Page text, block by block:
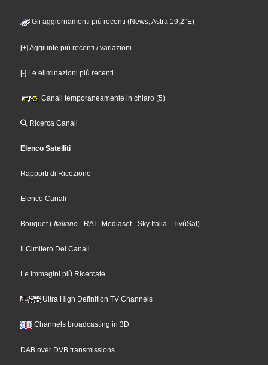
Gli aggiornamenti più recenti (News, Astra 19,2°E)
[+] Aggiunte più recenti / variazioni
[-] Le eliminazioni più recenti
Canali temporaneamente in chiaro (5)
Ricerca Canali
Elenco Satelliti
Rapporti di Ricezione
Elenco Canali
Bouquet ( Italiano - RAI - Mediaset - Sky Italia - TivùSat)
Il Cimitero Dei Canali
Le Immagini più Ricercate
Ultra High Definition TV Channels
Channels broadcasting in 3D
DAB over DVB transmissions